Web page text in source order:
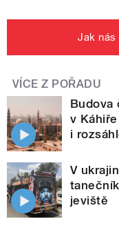
Jak nás
VÍCE Z POŘADU
Budova
v
i
V
jeviště